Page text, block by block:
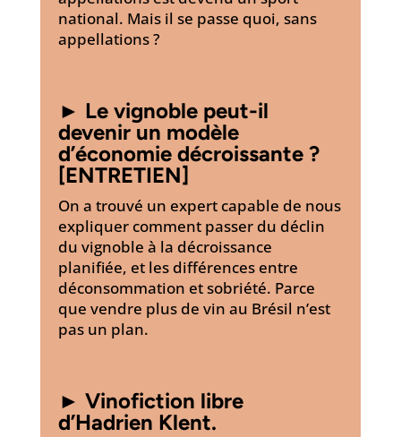
national. Mais il se passe quoi, sans
appellations ?
► Le vignoble peut-il
devenir un modèle
d’économie décroissante ?
[ENTRETIEN]
On a trouvé un expert capable de nous
expliquer comment passer du déclin
du vignoble à la décroissance
planifiée, et les différences entre
déconsommation et sobriété. Parce
que vendre plus de vin au Brésil n’est
pas un plan.
► Vinofiction libre
d’Hadrien Klent.